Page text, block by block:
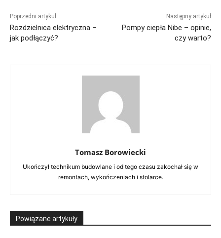
Poprzedni artykuł
Rozdzielnica elektryczna –
jak podłączyć?
Następny artykuł
Pompy ciepła Nibe – opinie,
czy warto?
Tomasz Borowiecki
Ukończył technikum budowlane i od tego czasu zakochał się w
remontach, wykończeniach i stolarce.
Powiązane artykuły